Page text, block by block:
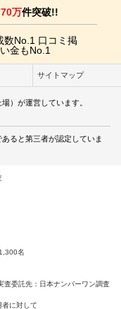
万件突破!!
サイトマップ
）が運営しています。
ると第三者が認定していま
名
委託先：日本ナンバーワン調査
に対して